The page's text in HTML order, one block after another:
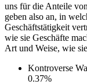
uns für die Anteile
geben also an, in
Geschäftstätigkeit
wie sie Geschäfte
Art und Weise, wie
Kontroverse
0.37%